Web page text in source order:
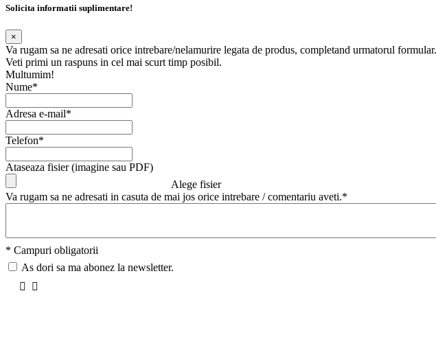
Solicita informatii suplimentare!
×
Va rugam sa ne adresati orice intrebare/nelamurire legata de produs, completand urmatorul formular.
Veti primi un raspuns in cel mai scurt timp posibil.
Multumim!
Nume*
Adresa e-mail*
Telefon*
Ataseaza fisier (imagine sau PDF)
Alege fisier
Va rugam sa ne adresati in casuta de mai jos orice intrebare / comentariu aveti.*
* Campuri obligatorii
As dori sa ma abonez la newsletter.